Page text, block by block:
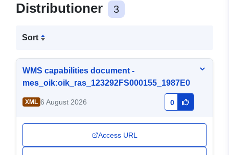
Distributioner 3
Sort
WMS capabilities document -
mes_oik:oik_ras_123292FS000155_1987E0
XML 6 August 2026 0
Access URL